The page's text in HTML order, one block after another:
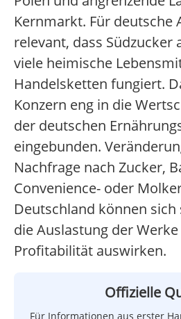
Kernmarkt. Für deutsche
relevant, dass Südzucker
viele heimische
Handelsketten fungiert.
Konzern eng in die
der deutschen
eingebunden.
Nachfrage nach Zucker,
Convenience- oder
Deutschland können
die Auslastung der
Profitabilität auswirken.
Offizielle
Für Informationen aus erster